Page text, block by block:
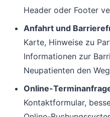
Header oder Footer
Anfahrt und
Karte, Hinweise zu
Informationen zur
Neupatienten den
Online-
Kontaktformular,